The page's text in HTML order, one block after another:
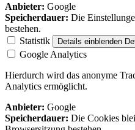
Anbieter: Google
Speicherdauer: Die
bestehen.
Statistik
Details einblenden
Google Analytics
Hierdurch wird das anonyme
Analytics ermöglicht.
Anbieter: Google
Speicherdauer: Die Cookies